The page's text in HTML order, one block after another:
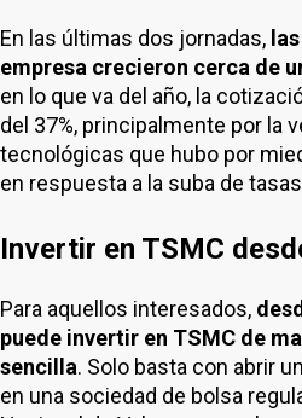
En las últimas dos jornadas,
empresa crecieron cerca de
en lo que va del año, la
del 37%, principalmente por la
tecnológicas que hubo por
en respuesta a la suba de
Invertir en TSMC
Para aquellos interesados,
puede invertir en TSMC de
sencilla. Solo basta con abrir
en una sociedad de bolsa